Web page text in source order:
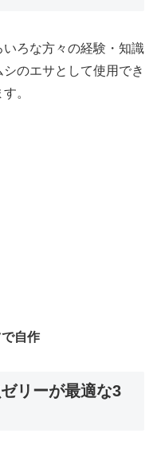
ろな方々の経験・知識
のエサとして使用でき
。
自作
リーが最適な3